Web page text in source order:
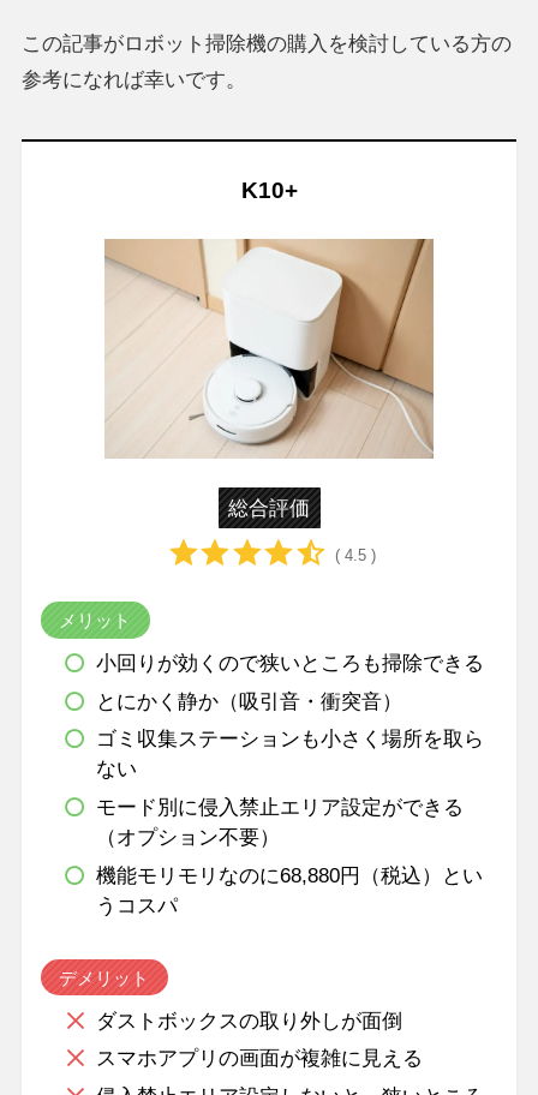
この記事がロボット掃除機の購入を検討している方の
参考になれば幸いです。
K10+
総合評価
( 4.5 )
メリット
小回りが効くので狭いところも掃除できる
とにかく静か（吸引音・衝突音）
ゴミ収集ステーションも小さく場所を取ら
ない
モード別に侵入禁止エリア設定ができる
（オプション不要）
機能モリモリなのに68,880円（税込）とい
うコスパ
デメリット
ダストボックスの取り外しが面倒
スマホアプリの画面が複雑に見える